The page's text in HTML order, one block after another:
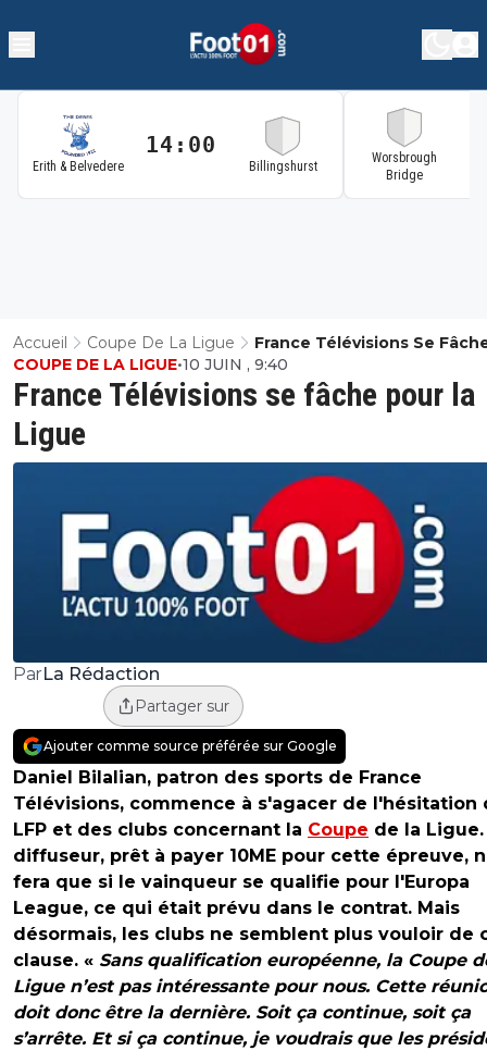
Erith & Belvedere
14:00
Billingshurst
Worsbrough
Bridge
Accueil Coupe De La Ligue
France Télévisions Se
La Ligue
France Télévisions se fâche pour la
Ligue
COUPE DE LA LIGUE•10 JUIN , 9:40
ParLa Rédaction
Partager sur
Ajouter comme source préférée sur Google
Daniel Bilalian, patron des sports de France
Télévisions, commence à s'agacer de l'hésitation
LFP et des clubs concernant la Coupe de la Ligue.
diffuseur, prêt à payer 10ME pour cette épreuve,
fera que si le vainqueur se qualifie pour l'Europa
League, ce qui était prévu dans le contrat. Mais
désormais, les clubs ne semblent plus vouloir de
clause. « Sans qualification européenne, la Coupe
Ligue n’est pas intéressante pour nous. Cette
doit donc être la dernière. Soit ça continue, soit ça
s’arrête. Et si ça continue, je voudrais que les